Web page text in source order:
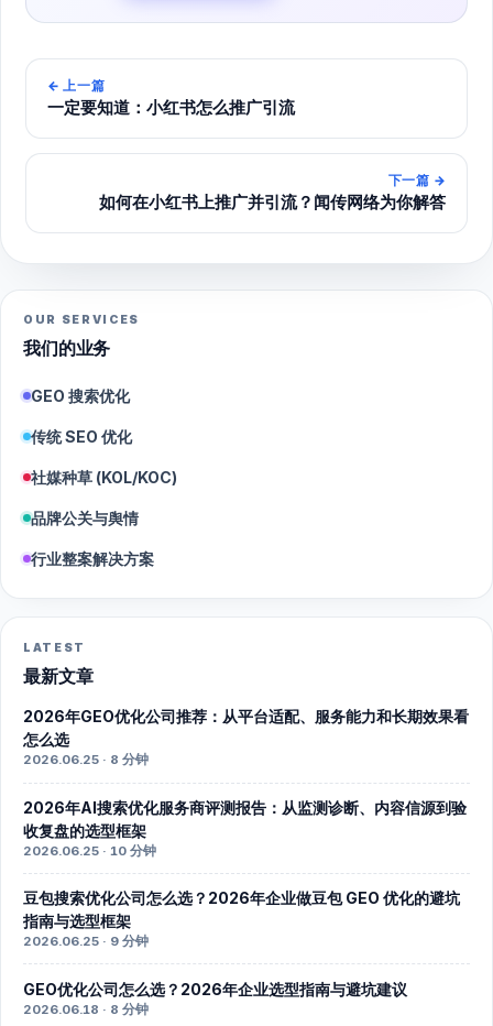
← 上一篇
一定要知道：小红书怎么推广引流
下一篇 →
如何在小红书上推广并引流？闻传网络为你解答
OUR SERVICES
我们的业务
GEO 搜索优化
传统 SEO 优化
社媒种草 (KOL/KOC)
品牌公关与舆情
行业整案解决方案
LATEST
最新文章
2026年GEO优化公司推荐：从平台适配、服务能力和长期效果看
怎么选
2026.06.25 · 8 分钟
2026年AI搜索优化服务商评测报告：从监测诊断、内容信源到验
收复盘的选型框架
2026.06.25 · 10 分钟
豆包搜索优化公司怎么选？2026年企业做豆包 GEO 优化的避坑
指南与选型框架
2026.06.25 · 9 分钟
GEO优化公司怎么选？2026年企业选型指南与避坑建议
2026.06.18 · 8 分钟